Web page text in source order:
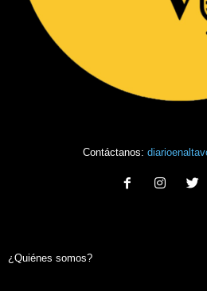
Contáctanos:
¿Quiénes somos?